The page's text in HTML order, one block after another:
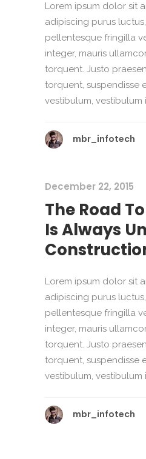
Lorem ipsum dolor sit
adipiscing purus
pellentesque fringilla
integer, mauris
torquent. Justo
torquent, suspendisse
vestibulum, vestibulum
mbr_infotech
December 22, 2015
The Road
Is Always
Lorem ipsum dolor sit
adipiscing purus
pellentesque fringilla
integer, mauris
torquent. Justo
torquent, suspendisse
vestibulum, vestibulum
mbr_infotech